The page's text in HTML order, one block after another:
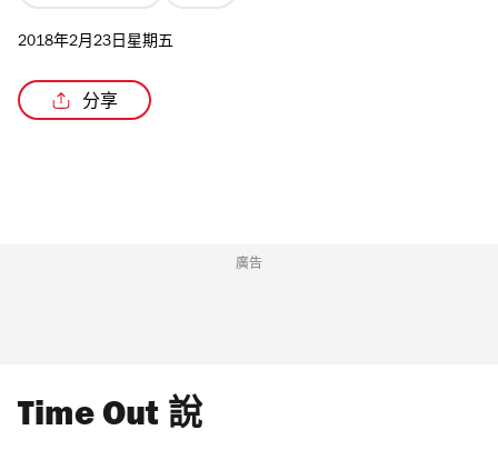
2018年2月23日星期五
分享
廣告
Time Out 說